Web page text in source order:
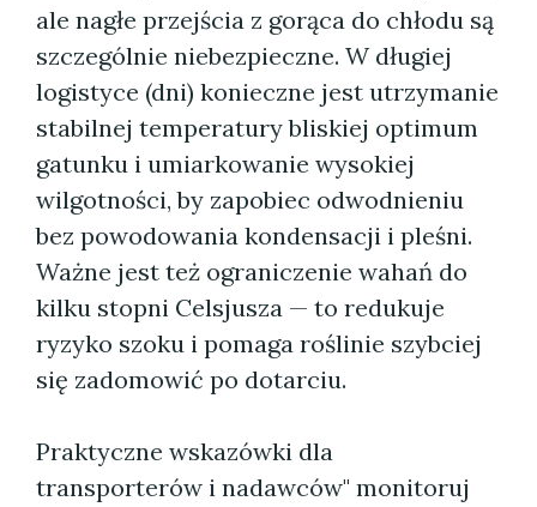
ale nagłe przejścia z gorąca do chłodu są
szczególnie niebezpieczne. W długiej
logistyce (dni) konieczne jest utrzymanie
stabilnej temperatury bliskiej optimum
gatunku i umiarkowanie wysokiej
wilgotności, by zapobiec odwodnieniu
bez powodowania kondensacji i pleśni.
Ważne jest też ograniczenie wahań do
kilku stopni Celsjusza — to redukuje
ryzyko szoku i pomaga roślinie szybciej
się zadomowić po dotarciu.
Praktyczne wskazówki dla
transporterów i nadawców" monitoruj